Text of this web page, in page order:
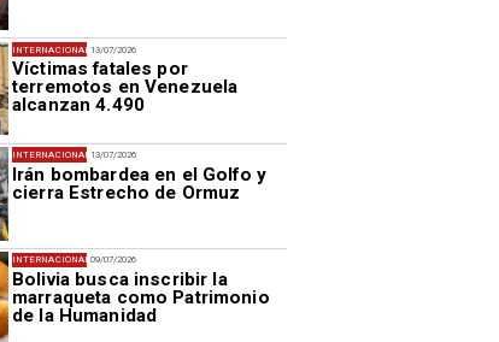
13/07/2026
Víctimas fatales por
terremotos en Venezuela
alcanzan 4.490
INTERNACIONAL
13/07/2026
Irán bombardea en el Golfo y
cierra Estrecho de Ormuz
INTERNACIONAL
09/07/2026
Bolivia busca inscribir la
marraqueta como Patrimonio
de la Humanidad
INTERNACIONAL